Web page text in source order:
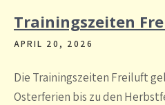
Trainingszeiten
APRIL 20, 2026
Die Trainingszeiten Freiluft
Osterferien bis zu den